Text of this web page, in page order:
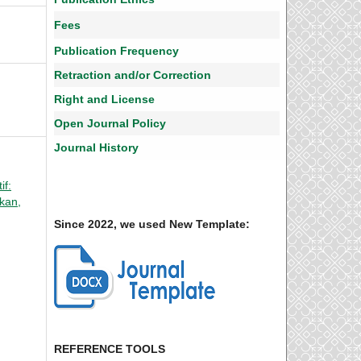
Fees
Publication Frequency
Retraction and/or Correction
Right and License
Open Journal Policy
Journal History
Since 2022, we used New Template:
REFERENCE TOOLS